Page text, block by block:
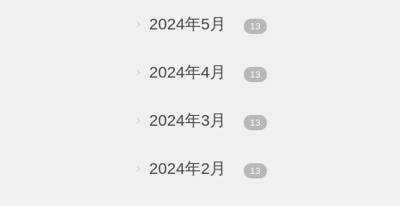
2024年5月 13
2024年4月 13
2024年3月 13
2024年2月 13